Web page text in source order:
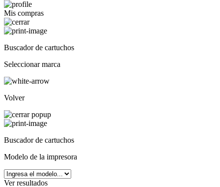
Mis compras
Buscador de cartuchos
Seleccionar marca
Volver
Buscador de cartuchos
Modelo de la impresora
Ver resultados